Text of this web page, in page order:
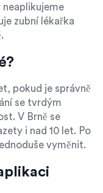
zubní lékařka
pokud je správně
se tvrdým
V Brně se
i nad 10 let. Po
vyměnit.